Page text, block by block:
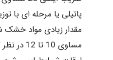
پاتیلی یا مرحله ای با
مساوی 10